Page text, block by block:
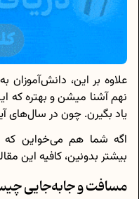
علاوه‌ بر این،
نهم آشنا میشن و بهتره که
یاد بگیرن. چون در سال‌های
اگه شما هم می‌خواین که
بیشتر بدونین، کافیه این
مسافت و جا‌به‌جایی